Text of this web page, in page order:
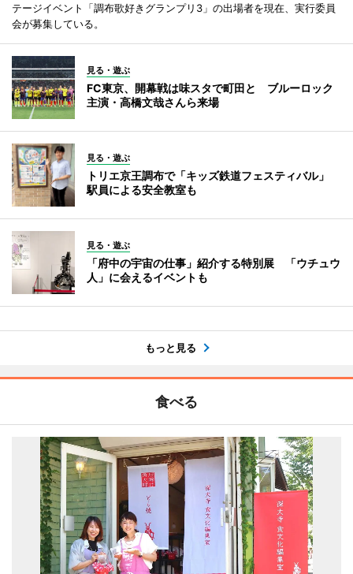
テージイベント「調布歌好きグランプリ3」の出場者を現在、実行委員
会が募集している。
見る・遊ぶ
FC東京、開幕戦は味スタで町田と ブルーロック
主演・高橋文哉さんら来場
見る・遊ぶ
トリエ京王調布で「キッズ鉄道フェスティバル」
駅員による安全教室も
見る・遊ぶ
「府中の宇宙の仕事」紹介する特別展 「ウチュウ
人」に会えるイベントも
もっと見る
食べる